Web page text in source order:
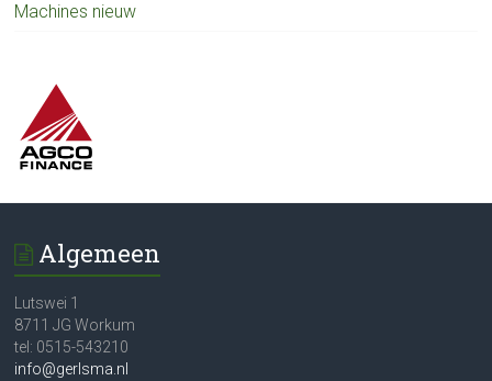
Machines nieuw
Algemeen
Lutswei 1
8711 JG Workum
tel: 0515-543210
info@gerlsma.nl